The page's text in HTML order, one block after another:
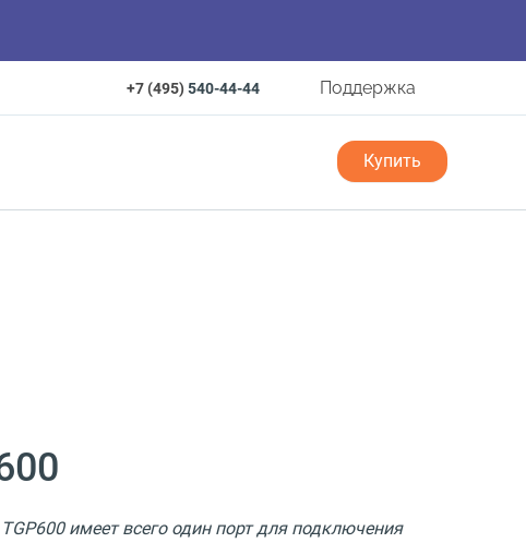
+7 (495)540-44-44 Поддержка
Купить
имеет всего один порт для подключения